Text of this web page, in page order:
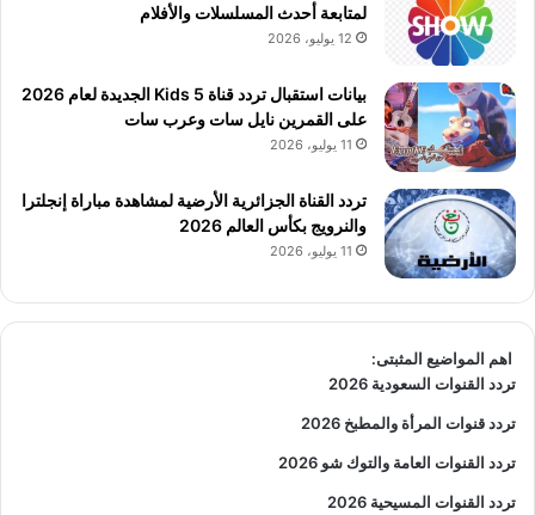
لمتابعة أحدث المسلسلات والأفلام
12 يوليو، 2026
بيانات استقبال تردد قناة 5 Kids الجديدة لعام 2026
على القمرين نايل سات وعرب سات
11 يوليو، 2026
تردد القناة الجزائرية الأرضية لمشاهدة مباراة إنجلترا
والنرويج بكأس العالم 2026
11 يوليو، 2026
اهم المواضيع المثبتى:
تردد القنوات السعودية 2026
تردد قنوات المرأة والمطبخ 2026
تردد القنوات العامة والتوك شو 2026
تردد القنوات المسيحية 2026